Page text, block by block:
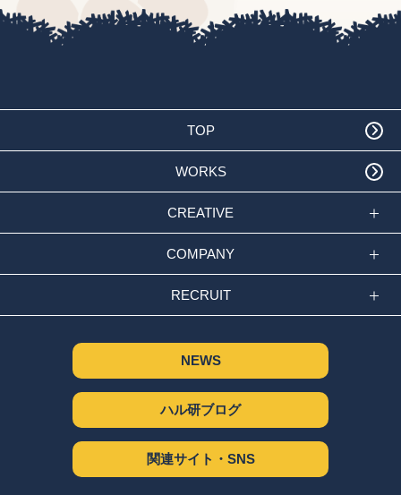
TOP
WORKS
CREATIVE
COMPANY
RECRUIT
NEWS
ハル研ブログ
関連サイト・SNS